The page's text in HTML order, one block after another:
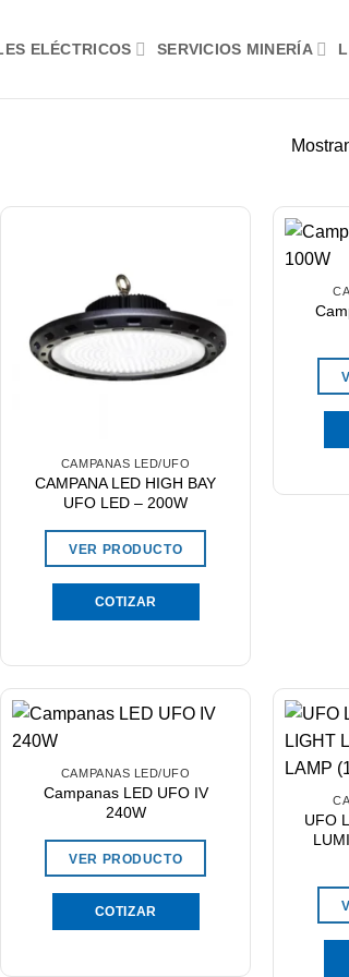
ELÉCTRICOS SERVICIOS MINERÍA
CAMPANAS LED/UFO
CAMPANA LED HIGH BAY
UFO LED – 200W
VER PRODUCTO
COTIZAR
CAMPANAS LED/UFO
Campanas LED UFO IV
240W
VER PRODUCTO
COTIZAR
UFO